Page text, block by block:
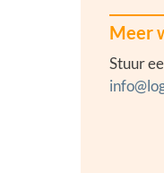
Meer
Stuur